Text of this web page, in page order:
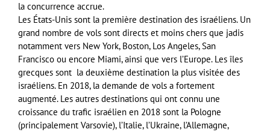
la concurrence accrue.
Les États-Unis sont la première destination des israéliens. Un
grand nombre de vols sont directs et moins chers que jadis
notamment vers New York, Boston, Los Angeles, San
Francisco ou encore Miami, ainsi que vers l’Europe. Les îles
grecques sont la deuxième destination la plus visitée des
israéliens. En 2018, la demande de vols a fortement
augmenté. Les autres destinations qui ont connu une
croissance du trafic israélien en 2018 sont la Pologne
(principalement Varsovie), l’Italie, l’Ukraine, l’Allemagne,